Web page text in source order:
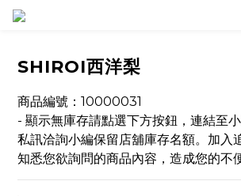
SHIROI西洋梨
商品編號：10000031
- 顯示無庫存請點選下方按鈕，連結至
私訊洽詢小編保留店舖庫存名額。加入
知悉您欲詢問的商品內容，造成您的不